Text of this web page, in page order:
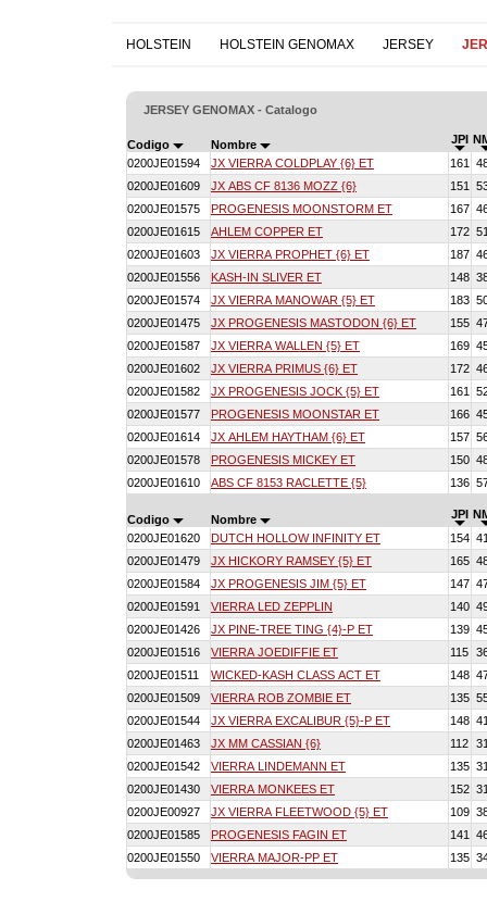
HOLSTEIN HOLSTEIN GENOMAX JERSEY
JERSEY GENOMAX - Catalogo
Codigo Nombre JPI
0200JE01594
JX VIERRA COLDPLAY {6} ET 161
0200JE01609
JX ABS CF 8136 MOZZ {6} 151
0200JE01575
PROGENESIS MOONSTORM ET 167
0200JE01615
AHLEM COPPER ET 172
0200JE01603
JX VIERRA PROPHET {6} ET 187
0200JE01556
KASH-IN SLIVER ET 148
0200JE01574
JX VIERRA MANOWAR {5} ET 183
0200JE01475
JX PROGENESIS MASTODON {6} ET 155
0200JE01587
JX VIERRA WALLEN {5} ET 169
0200JE01602
JX VIERRA PRIMUS {6} ET 172
0200JE01582
JX PROGENESIS JOCK {5} ET 161
0200JE01577
PROGENESIS MOONSTAR ET 166
0200JE01614
JX AHLEM HAYTHAM {6} ET 157
0200JE01578
PROGENESIS MICKEY ET 150
0200JE01610
ABS CF 8153 RACLETTE {5} 136
Codigo Nombre JPI
0200JE01620
DUTCH HOLLOW INFINITY ET 154
0200JE01479
JX HICKORY RAMSEY {5} ET 165
0200JE01584
JX PROGENESIS JIM {5} ET 147
0200JE01591
VIERRA LED ZEPPLIN 140
0200JE01426
JX PINE-TREE TING {4}-P ET 139
0200JE01516
VIERRA JOEDIFFIE ET 115
0200JE01511
WICKED-KASH CLASS ACT ET 148
0200JE01509
VIERRA ROB ZOMBIE ET 135
0200JE01544
JX VIERRA EXCALIBUR {5}-P ET 148
0200JE01463
JX MM CASSIAN {6} 112
0200JE01542
VIERRA LINDEMANN ET 135
0200JE01430
VIERRA MONKEES ET 152
0200JE00927
JX VIERRA FLEETWOOD {5} ET 109
0200JE01585
PROGENESIS FAGIN ET 141
0200JE01550
VIERRA MAJOR-PP ET 135